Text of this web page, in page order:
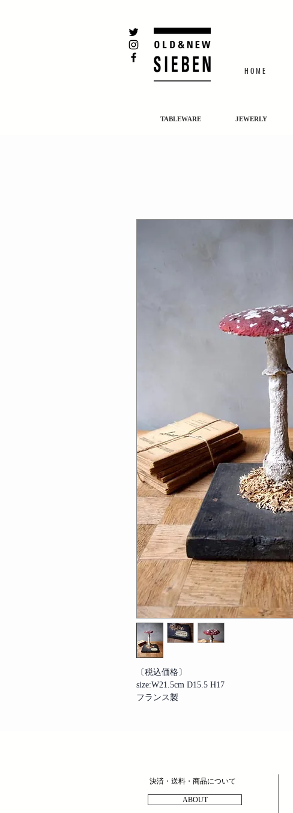
H O M E
TABLEWARE JEWERLY
〔税込価格〕
size:W21.5cm D15.5 H17
フランス製
決済・送料・商品について
ABOUT